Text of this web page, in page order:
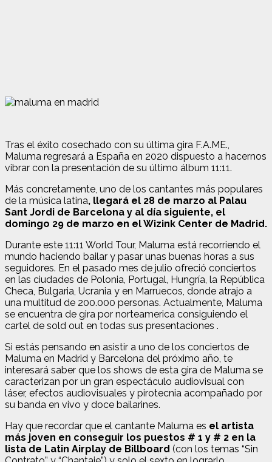
Tras el éxito cosechado con su última gira F.A.ME.,
Maluma regresará a España en 2020 dispuesto a hacernos
vibrar con la presentación de su último álbum 11:11.
Más concretamente, uno de los cantantes más populares
de la música latina, llegará el 28 de marzo al Palau
Sant Jordi de Barcelona y al día siguiente, el
domingo 29 de marzo en el Wizink Center de Madrid.
Durante este 11:11 World Tour, Maluma está recorriendo el
mundo haciendo bailar y pasar unas buenas horas a sus
seguidores. En el pasado mes de julio ofreció conciertos
en las ciudades de Polonia, Portugal, Hungría, la República
Checa, Bulgaria, Ucrania y en Marruecos, donde atrajo a
una multitud de 200.000 personas. Actualmente, Maluma
se encuentra de gira por norteamerica consiguiendo el
cartel de sold out en todas sus presentaciones .
Si estás pensando en asistir a uno de los conciertos de
Maluma en Madrid y Barcelona del próximo año, te
interesará saber que los shows de esta gira de Maluma se
caracterizan por un gran espectáculo audiovisual con
láser, efectos audiovisuales y pirotecnia acompañado por
su banda en vivo y doce bailarines.
Hay que recordar que el cantante Maluma es el artista
más joven en conseguir los puestos # 1 y # 2 en la
lista de Latin Airplay de Billboard (con los temas “Sin